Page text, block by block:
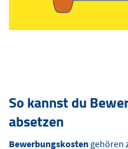
So kannst du
absetzen
Bewerbungskosten gehören